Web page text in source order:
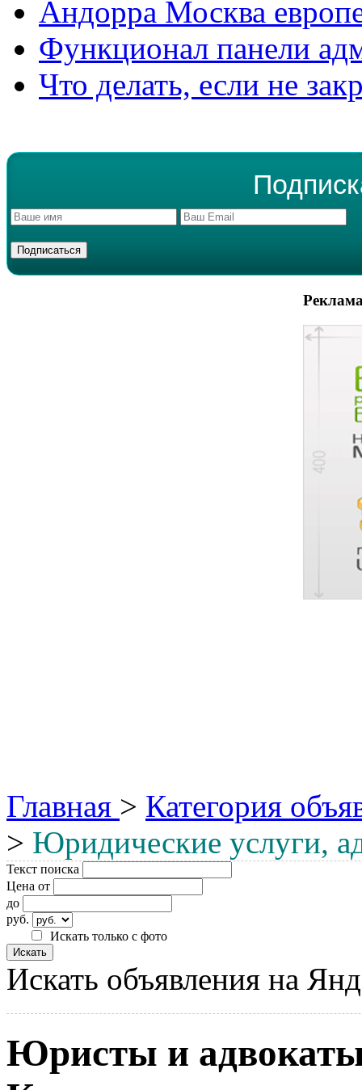
Андорра Москва
Функционал панели
Что делать, если не
Главная > Категория
> Юридические услуги,
Текст поиска
Цена от
до
руб.
Искать только с фото
Искать объявления на
Юристы и